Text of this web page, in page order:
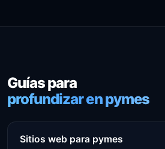
Guías para
profundizar en pymes
Sitios web para pymes